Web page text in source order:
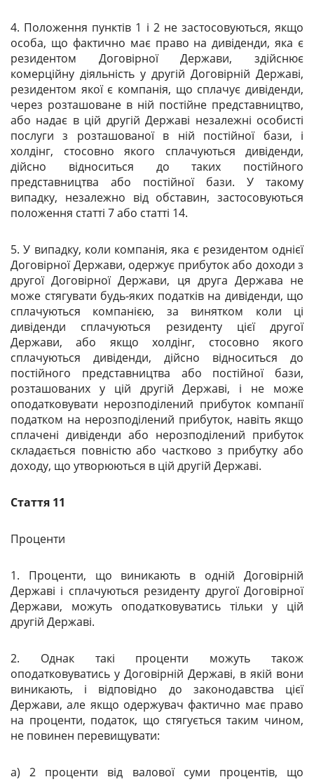
4. Положення пунктів 1 і 2 не застосовуються, якщо
особа, що фактично має право на дивіденди, яка є
резидентом Договірної Держави, здійснює
комерційну діяльність у другій Договірній Державі,
резидентом якої є компанія, що сплачує дивіденди,
через розташоване в ній постійне представництво,
або надає в цій другій Державі незалежні особисті
послуги з розташованої в ній постійної бази, і
холдінг, стосовно якого сплачуються дивіденди,
дійсно відноситься до таких постійного
представництва або постійної бази. У такому
випадку, незалежно від обставин, застосовуються
положення статті 7 або статті 14.
5. У випадку, коли компанія, яка є резидентом однієї
Договірної Держави, одержує прибуток або доходи з
другої Договірної Держави, ця друга Держава не
може стягувати будь-яких податків на дивіденди, що
сплачуються компанією, за винятком коли ці
дивіденди сплачуються резиденту цієї другої
Держави, або якщо холдінг, стосовно якого
сплачуються дивіденди, дійсно відноситься до
постійного представництва або постійної бази,
розташованих у цій другій Державі, і не може
оподатковувати нерозподілений прибуток компанії
податком на нерозподілений прибуток, навіть якщо
сплачені дивіденди або нерозподілений прибуток
складається повністю або частково з прибутку або
доходу, що утворюються в цій другій Державі.
Стаття 11
Проценти
1. Проценти, що виникають в одній Договірній
Державі і сплачуються резиденту другої Договірної
Держави, можуть оподатковуватись тільки у цій
другій Державі.
2. Однак такі проценти можуть також
оподатковуватись у Договірній Державі, в якій вони
виникають, і відповідно до законодавства цієї
Держави, але якщо одержувач фактично має право
на проценти, податок, що стягується таким чином,
не повинен перевищувати:
a) 2 проценти від валової суми процентів, що